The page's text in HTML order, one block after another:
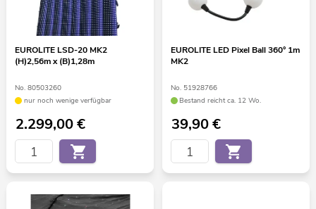
EUROLITE LSD-20 MK2
(H)2,56m x (B)1,28m
No. 80503260
nur noch wenige verfügbar
2.299,00€
EUROLITE LED Pixel Ball 360° 1m
MK2
No. 51928766
Bestand reicht ca. 12 Wo.
39,90€